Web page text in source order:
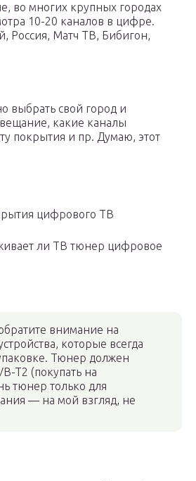
во многих крупных городах
10-20 каналов в цифре.
Россия, Матч ТВ, Бибигон,
выбрать свой город и
вещание, какие каналы
покрытия и пр. Думаю, этот
цифрового ТВ
ли ТВ тюнер цифровое
внимание на
которые всегда
Тюнер должен
T2 (покупать на
тюнер только для
— на мой взгляд, не